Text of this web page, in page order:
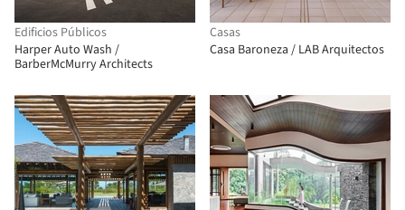
Edificios Públicos
Harper Auto Wash /
BarberMcMurry Architects
Casas
Casa Baroneza / LAB Arquitectos